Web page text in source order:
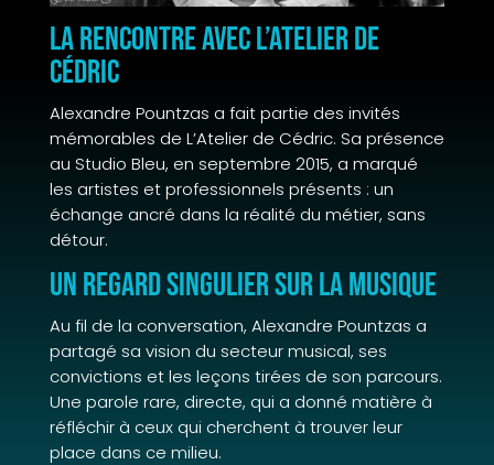
La rencontre avec L’Atelier de
Cédric
Alexandre Pountzas a fait partie des invités
mémorables de L’Atelier de Cédric. Sa présence
au Studio Bleu, en septembre 2015, a marqué
les artistes et professionnels présents : un
échange ancré dans la réalité du métier, sans
détour.
Un regard singulier sur la musique
Au fil de la conversation, Alexandre Pountzas a
partagé sa vision du secteur musical, ses
convictions et les leçons tirées de son parcours.
Une parole rare, directe, qui a donné matière à
réfléchir à ceux qui cherchent à trouver leur
place dans ce milieu.